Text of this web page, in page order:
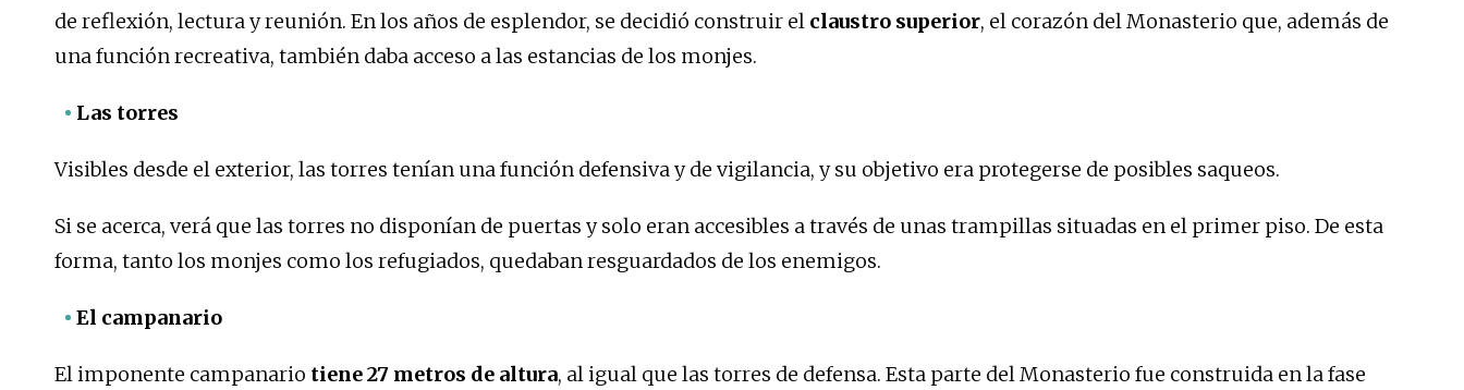
de reflexión, lectura y reunión. En los años de esplendor, se decidió construir el claustro superior, el corazón del Monasterio que, además de
una función recreativa, también daba acceso a las estancias de los monjes.
Las torres
Visibles desde el exterior, las torres tenían una función defensiva y de vigilancia, y su objetivo era protegerse de posibles saqueos.
Si se acerca, verá que las torres no disponían de puertas y solo eran accesibles a través de unas trampillas situadas en el primer piso. De esta
forma, tanto los monjes como los refugiados, quedaban resguardados de los enemigos.
El campanario
El imponente campanario tiene 27 metros de altura, al igual que las torres de defensa. Esta parte del Monasterio fue construida en la fase